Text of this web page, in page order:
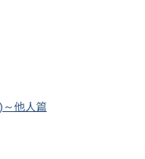
他人篇